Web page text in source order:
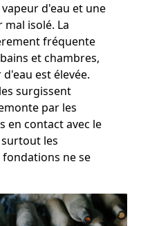
d'eau et une
isolé. La
fréquente
et chambres,
est élevée.
surgissent
par les
en contact avec le
les
ne se